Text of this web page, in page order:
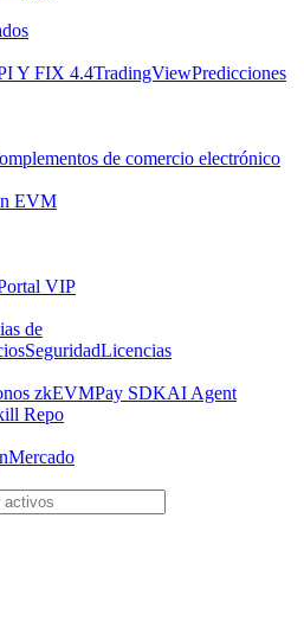
Y FIX 4.4TradingViewPredicciones
de comercio electrónico
EVM
VIP
de
SeguridadLicencias
zkEVMPay SDKAI Agent
Repo
Mercado